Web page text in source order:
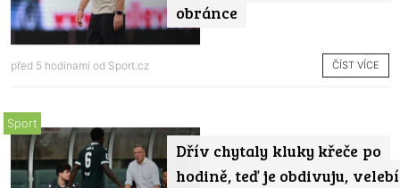
obránce
před 5 hodinami od Sport.cz ČÍST VÍCE
Dřív chytaly kluky křeče po
hodině, teď je obdivuju, velebí
Sport